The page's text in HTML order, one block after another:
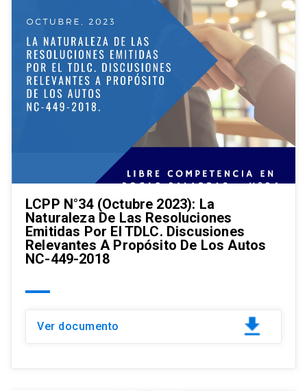
LCPP N°34 (Octubre 2023): La
Naturaleza De Las Resoluciones
Emitidas Por El TDLC. Discusiones
Relevantes A Propósito De Los Autos
NC-449-2018
Ver documento